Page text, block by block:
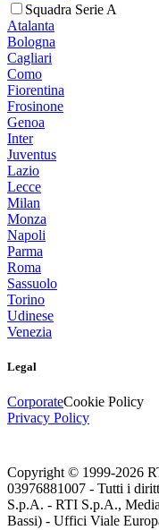
Squadra Serie A
Atalanta
Bologna
Cagliari
Como
Fiorentina
Frosinone
Genoa
Inter
Juventus
Lazio
Lecce
Milan
Monza
Napoli
Parma
Roma
Sassuolo
Torino
Udinese
Venezia
Legal
CorporateCookie Policy
Privacy Policy
Copyright © 1999-2026
03976881007 - Tutti i
S.p.A. - RTI S.p.A.,
Bassi) - Uffici Viale